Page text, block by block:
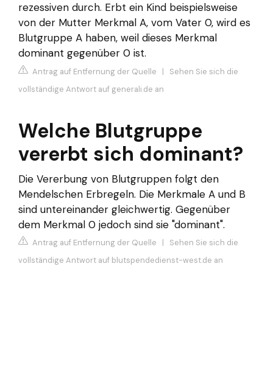
rezessiven durch. Erbt ein Kind beispielsweise
von der Mutter Merkmal A, vom Vater 0, wird es
Blutgruppe A haben, weil dieses Merkmal
dominant gegenüber 0 ist.
Antrag auf Entfernung der Quelle | Sehen Sie sich die
vollständige Antwort auf generali.de an
Welche Blutgruppe
vererbt sich dominant?
Die Vererbung von Blutgruppen folgt den
Mendelschen Erbregeln. Die Merkmale A und B
sind untereinander gleichwertig. Gegenüber
dem Merkmal 0 jedoch sind sie "dominant".
Antrag auf Entfernung der Quelle | Sehen Sie sich die
vollständige Antwort auf blutspendedienst-west.de an